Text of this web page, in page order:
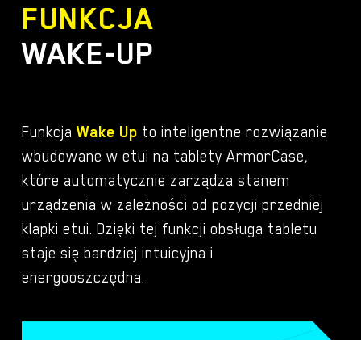
FUNKCJA
WAKE-UP
Funkcja Wake Up to inteligentne rozwiązanie
wbudowane w etui na tablety ArmorCase,
które automatycznie zarządza stanem
urządzenia w zależności od pozycji przedniej
klapki etui. Dzięki tej funkcji obsługa tabletu
staje się bardziej intuicyjna i
energooszczędna.